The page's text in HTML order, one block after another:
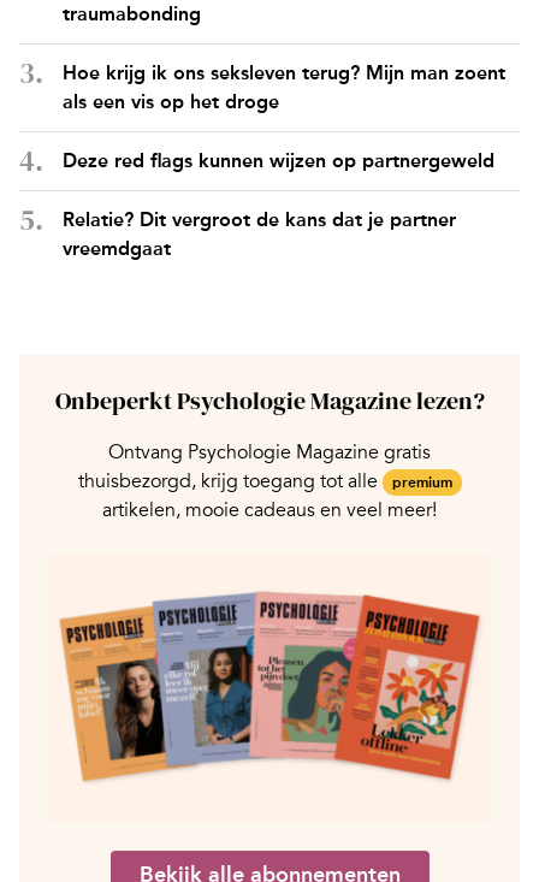
traumabonding
Hoe krijg ik ons seksleven terug? Mijn man zoent
als een vis op het droge
Deze red flags kunnen wijzen op partnergeweld
Relatie? Dit vergroot de kans dat je partner
vreemdgaat
Onbeperkt Psychologie Magazine lezen?
Ontvang Psychologie Magazine gratis
thuisbezorgd, krijg toegang tot alle
premium
artikelen, mooie cadeaus en veel meer!
Bekijk alle abonnementen